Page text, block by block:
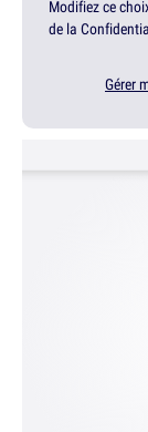
Modifiez ce
de la
Gérer